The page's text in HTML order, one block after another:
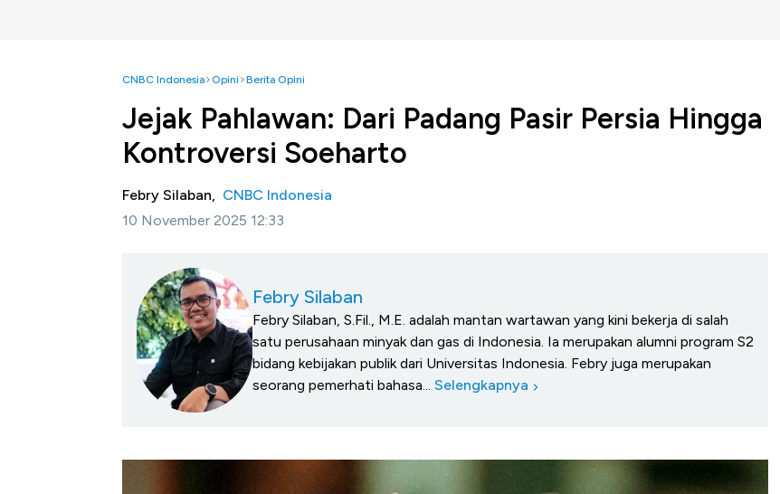
CNBC Indonesia Opini Berita Opini
Jejak Pahlawan: Dari Padang Pasir Persia Hingga
Kontroversi Soeharto
Febry Silaban, CNBC Indonesia
10 November 2025 12:33
Febry Silaban
Febry Silaban, S.Fil., M.E. adalah mantan wartawan yang kini bekerja di salah
satu perusahaan minyak dan gas di Indonesia. Ia merupakan alumni program S2
bidang kebijakan publik dari Universitas Indonesia. Febry juga merupakan
seorang pemerhati bahasa... Selengkapnya